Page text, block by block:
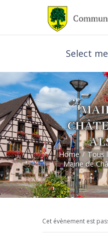
Select
Home
Tous
Mairie de
Cet évènement est